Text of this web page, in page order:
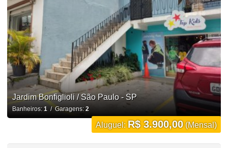
Jardim Bonfiglioli / São Paulo - SP
Banheiros: 1/ Garagens: 2
Aluguel: R$ 3.900,00(Mensal)